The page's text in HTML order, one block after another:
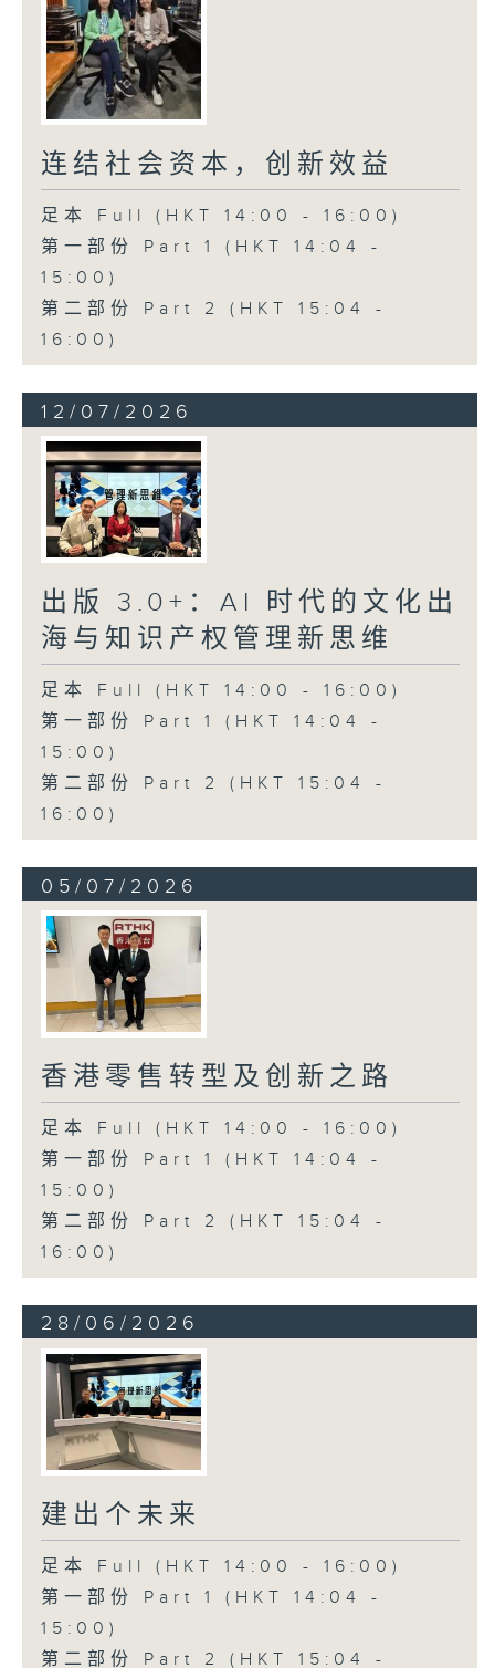
连结社会资本，创新效益
足本 Full (HKT 14:00 - 16:00)
第一部份 Part 1 (HKT 14:04 -
15:00)
第二部份 Part 2 (HKT 15:04 -
16:00)
12/07/2026
出版 3.0+：AI 时代的文化出
海与知识产权管理新思维
足本 Full (HKT 14:00 - 16:00)
第一部份 Part 1 (HKT 14:04 -
15:00)
第二部份 Part 2 (HKT 15:04 -
16:00)
05/07/2026
香港零售转型及创新之路
足本 Full (HKT 14:00 - 16:00)
第一部份 Part 1 (HKT 14:04 -
15:00)
第二部份 Part 2 (HKT 15:04 -
16:00)
28/06/2026
建出个未来
足本 Full (HKT 14:00 - 16:00)
第一部份 Part 1 (HKT 14:04 -
15:00)
第二部份 Part 2 (HKT 15:04 -